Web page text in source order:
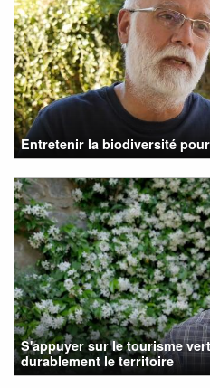
Entretenir la biodiversité
S'appuyer sur le tourisme
durablement le territoire